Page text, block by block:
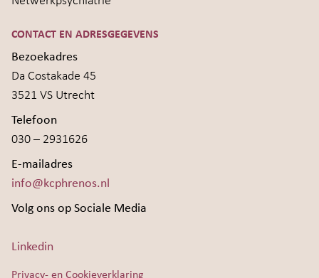
CONTACT EN ADRESGEGEVENS
Bezoekadres
Da Costakade 45
3521 VS Utrecht
Telefoon
030 – 2931626
E-mailadres
info@kcphrenos.nl
Volg ons op Sociale Media
Linkedin
Privacy- en Cookieverklaring